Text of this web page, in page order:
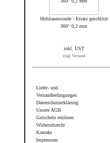
Hohlraumsonde - Ersatz geschlitzt
360° 0,2 mm
inkl. UST
zzgl. Versand
Liefer- und
Versandbedingungen
Datenschutzerklärung
Unsere AGB
Gutschein einlösen
Widerrufsrecht
Kontakt
Impressum